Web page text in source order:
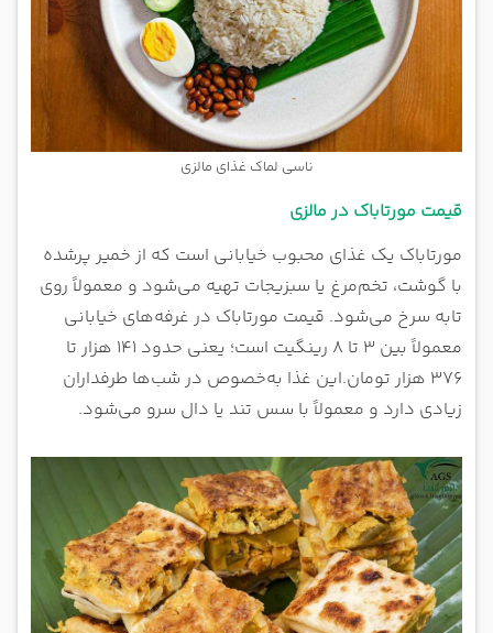
ناسی لماک غذای مالزی
قیمت مورتاباک در مالزی
مورتاباک یک غذای محبوب خیابانی است که از خمیر پرشده
با گوشت، تخم‌مرغ یا سبزیجات تهیه می‌شود و معمولاً روی
تابه سرخ می‌شود. قیمت مورتاباک در غرفه‌های خیابانی
معمولاً بین ۳ تا ۸ رینگیت است؛ یعنی حدود ۱۴۱ هزار تا
۳۷۶ هزار تومان.
این غذا به‌خصوص در شب‌ها طرفداران
زیادی دارد و معمولاً با سس تند یا دال سرو می‌شود.